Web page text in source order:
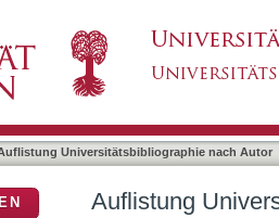
Universitätsbibliographie nach Autor
Auflistung